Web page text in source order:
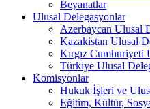
Beyanatlar
Ulusal Delegasyonlar
Azerbaycan Ulusal
Kazakistan Ulusal
Kırgız Cumhuriyeti
Türkiye Ulusal
Komisyonlar
Hukuk İşleri ve
Eğitim, Kültür,